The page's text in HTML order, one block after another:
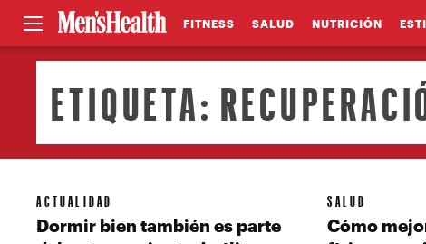
FITNESS SALUD NUTRICIÓN
ETIQUETA:
ACTUALIDAD
Dormir bien también es parte
SALUD
Cómo